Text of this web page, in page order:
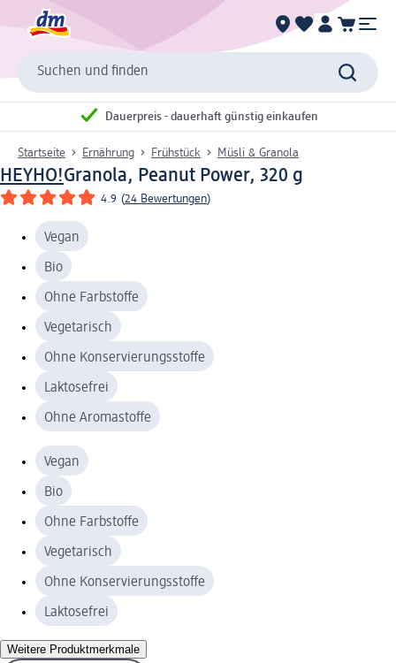
Suchen und finden
Dauerpreis - dauerhaft günstig einkaufen
Startseite Ernährung Frühstück Müsli & Granola
HEYHO!Granola, Peanut Power, 320 g
4.9 (24 Bewertungen)
Vegan
Bio
Ohne Farbstoffe
Vegetarisch
Ohne Konservierungsstoffe
Laktosefrei
Ohne Aromastoffe
Vegan
Bio
Ohne Farbstoffe
Vegetarisch
Ohne Konservierungsstoffe
Laktosefrei
Weitere Produktmerkmale